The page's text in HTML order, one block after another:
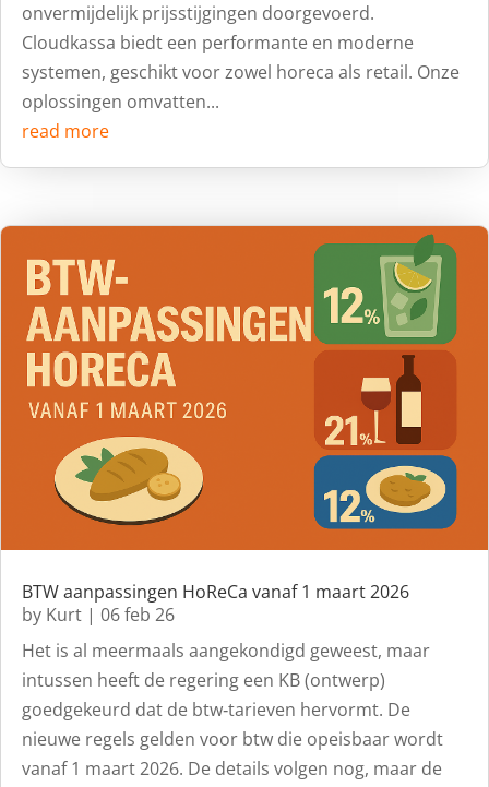
onvermijdelijk prijsstijgingen doorgevoerd.
Cloudkassa biedt een performante en moderne
systemen, geschikt voor zowel horeca als retail. Onze
oplossingen omvatten...
read more
BTW aanpassingen HoReCa vanaf 1 maart 2026
by Kurt | 06 feb 26
Het is al meermaals aangekondigd geweest, maar
intussen heeft de regering een KB (ontwerp)
goedgekeurd dat de btw‑tarieven hervormt. De
nieuwe regels gelden voor btw die opeisbaar wordt
vanaf 1 maart 2026. De details volgen nog, maar de